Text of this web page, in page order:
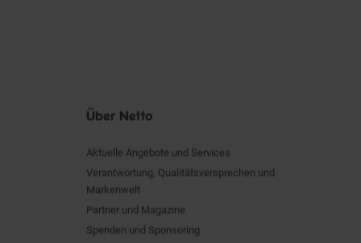
Über Netto
Markenwelt